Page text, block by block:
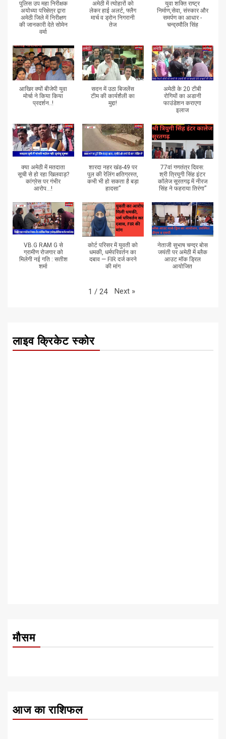
पुलिस उप महा निरीक्षक
अयोध्या परिक्षेत्र द्वारा
अमेठी जिले में निरीक्षण
की जानकारी देते सोमेन
वर्मा
अमेठी में त्योहारों को
लेकर हाई अलर्ट, फ्लैग
मार्च व ड्रोन निगरानी
तेज
युवा शक्ति राष्ट्र
निर्माण,सेवा, संस्कार और
समर्पण का आधार -
चन्द्रमौलि सिंह
आखिर क्यों बीजेपी युवा
मोर्चा ने किया किया
प्रदर्शन..!
सदन में उठा बिजलेंस
टीम की कार्यशैली का
मुद्दा!
अमेठी के 20 टीबी
रोगियों का अडानी
फाउंडेशन कराएगा
इलाज
क्या अमेठी में मतदाता
सूची से हो रहा खिलवाड़?
कांग्रेस पर गंभीर
आरोप...!
शारदा नहर खंड-49 पर
पुल की रेलिंग क्षतिग्रस्त,
कभी भी हो सकता है बड़ा
हादसा”
77वां गणतंत्र दिवस:
श्री त्रियुगी सिंह इंटर
कॉलेज सूरतगढ़ में नीरज
सिंह ने फहराया तिरंगा”
VB.G RAM G से
ग्रामीण रोजगार को
मिलेगी नई गति : सतीश
शर्मा
कोर्ट परिसर में युवती को
धमकी, धर्मपरिवर्तन का
दबाव — FIR दर्ज करने
की मांग
नेताजी सुभाष चन्द्र बोस
जयंती पर अमेठी में ब्लैक
आउट मॉक ड्रिल
आयोजित
1 / 24 Next »
लाइव क्रिकेट स्कोर
मौसम
आज का राशिफल